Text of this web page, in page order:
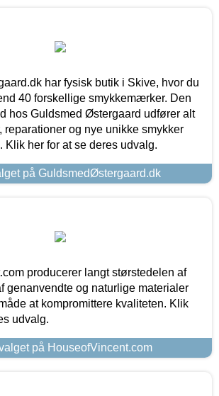
har fysisk butik i Skive, hvor du
40 forskellige smykkemærker. Den
hos Guldsmed Østergaard udfører alt
reparationer og nye unikke smykker
Klik her for at se deres udvalg.
på GuldsmedØstergaard.dk
producerer langt størstedelen af
genanvendte og naturlige materialer
at kompromittere kvaliteten. Klik
udvalg.
på HouseofVincent.com